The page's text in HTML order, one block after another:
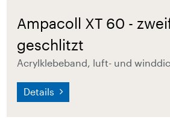
Ampacoll XT 60 -
geschlitzt
Acrylklebeband, luft- und
Details